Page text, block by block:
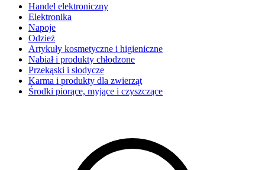
Handel elektroniczny
Elektronika
Napoje
Odzież
Artykuły kosmetyczne i higieniczne
Nabiał i produkty chłodzone
Przekąski i słodycze
Karma i produkty dla zwierząt
Środki piorące, myjące i czyszczące